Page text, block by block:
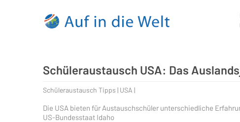
Schüleraustausch USA: Das
Schüleraustausch Tipps | USA |
Die USA bieten für Austauschschüler unterschiedliche
US-Bundesstaat Idaho